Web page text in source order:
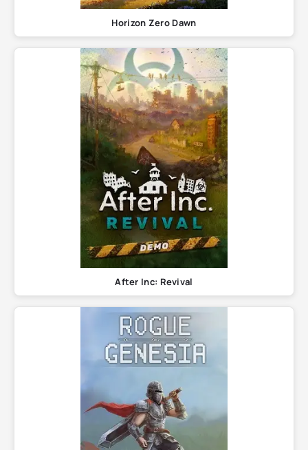
Horizon Zero Dawn
After Inc: Revival